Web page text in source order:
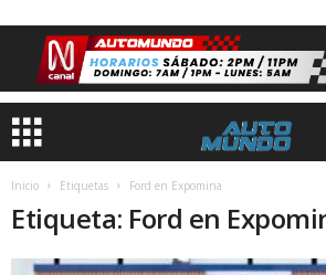
Inicio Etiquetas Ford en Expomina
Etiqueta: Ford en